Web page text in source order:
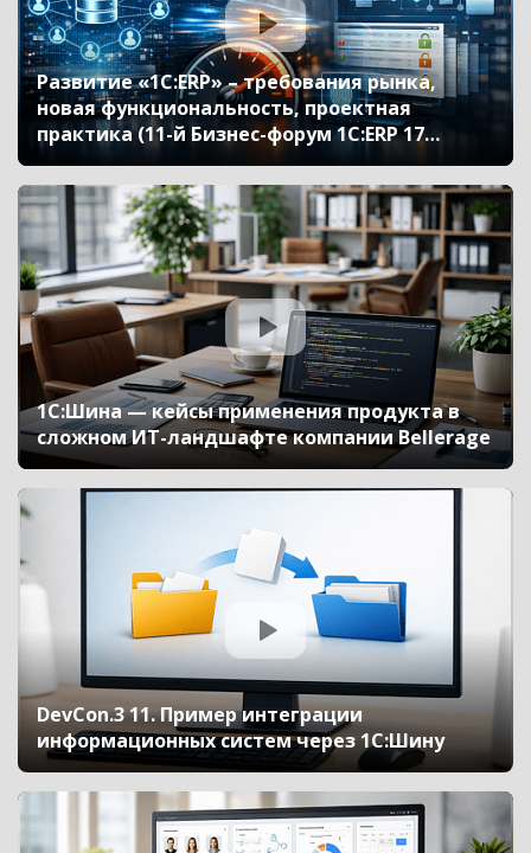
Развитие «1С:ERP» – требования рынка,
новая функциональность, проектная
практика (11-й Бизнес-форум 1С:ERP 17
октября 2024 г., Моничев Алексей, Кислов
Алексей, «1С»)
1С:Шина — кейсы применения продукта в
сложном ИТ-ландшафте компании Bellerage
DevCon.3 11. Пример интеграции
информационных систем через 1С:Шину